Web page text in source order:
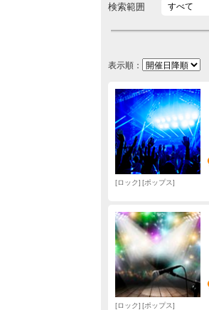
検索範囲
表示順：
ロック ポップス
ロック ポップス